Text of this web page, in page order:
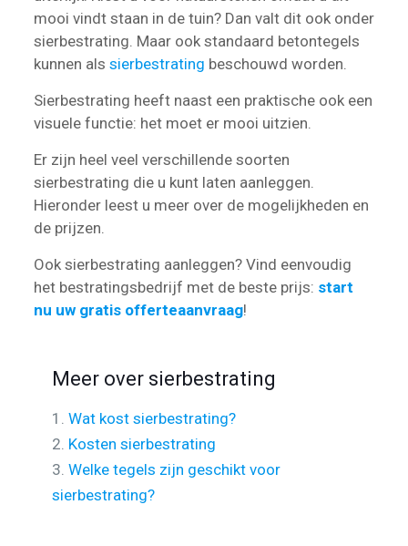
mooi vindt staan in de tuin? Dan valt dit ook onder
sierbestrating. Maar ook standaard betontegels
kunnen als sierbestrating beschouwd worden.
Sierbestrating heeft naast een praktische ook een
visuele functie: het moet er mooi uitzien.
Er zijn heel veel verschillende soorten
sierbestrating die u kunt laten aanleggen.
Hieronder leest u meer over de mogelijkheden en
de prijzen.
Ook sierbestrating aanleggen? Vind eenvoudig
het bestratingsbedrijf met de beste prijs: start
nu uw gratis offerteaanvraag!
Meer over sierbestrating
1. Wat kost sierbestrating?
2. Kosten sierbestrating
3. Welke tegels zijn geschikt voor
sierbestrating?